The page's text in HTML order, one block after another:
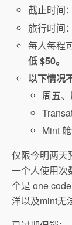
截止时间
旅行时间
每人每程
低 $50。
以下情况
周五
Mint
仅限今明两天
一个人使用次
个是 one
洋以及mint无